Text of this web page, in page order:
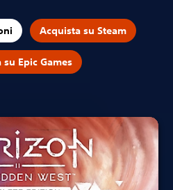
Acquista su Steam
Epic Games